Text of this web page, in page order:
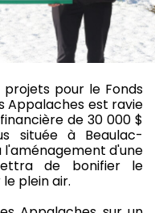
pour le Fonds
Appalaches est ravie
de 30 000 $
située à Beaulac-
d'une
de bonifier le
plein air.